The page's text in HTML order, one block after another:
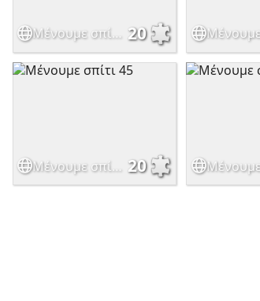
Μένουμε σπίτι 50 20
20